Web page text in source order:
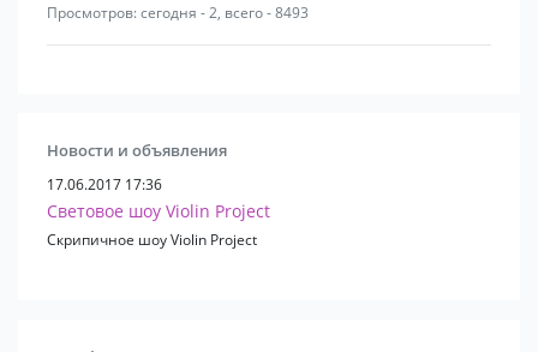
Просмотров: сегодня - 2, всего - 8493
Новости и объявления
17.06.2017 17:36
Световое шоу Violin Project
Скрипичное шоу Violin Project